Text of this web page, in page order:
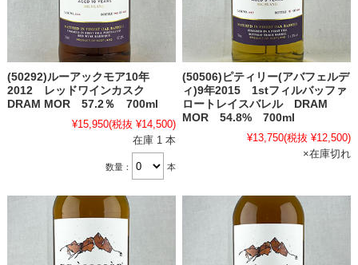
(50292)ルーアックモア10年
2012 レッドワインカスク
DRAM MOR 57.2％ 700ml
¥15,950(税抜 ¥14,500)
在庫 1 本
数量： 本
(50506)ピティリー(アバフェルデ
ィ)9年2015 1stフィルバッファ
ロートレイスバレル DRAM
MOR 54.8% 700ml
¥13,750(税抜 ¥12,500)
×在庫切れ